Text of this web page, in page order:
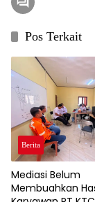
Pos Terkait
Berita
Mediasi Belum
Membuahkan